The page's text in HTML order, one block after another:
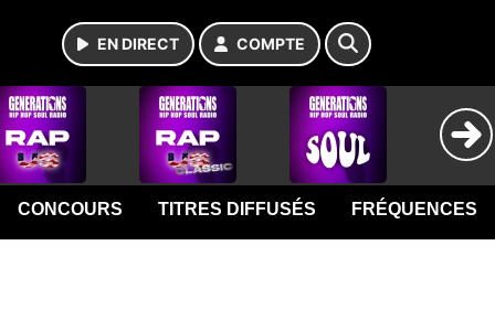
EN DIRECT COMPTE
CONCOURS TITRES DIFFUSÉS FRÉQUENCES